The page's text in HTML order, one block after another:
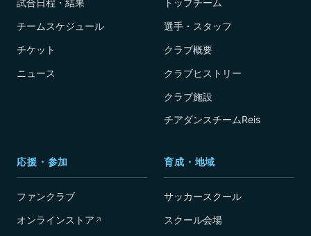
試合日程・結果
チームスケジュール
チケット
ニュース
トップチーム
選手・スタッフ
クラブ概要
クラブヒストリー
クラブ施設
チアダンスチームReis
応援・参加
ファンクラブ
オンラインストア ↗
育成・地域
サッカースクール
スクール会場